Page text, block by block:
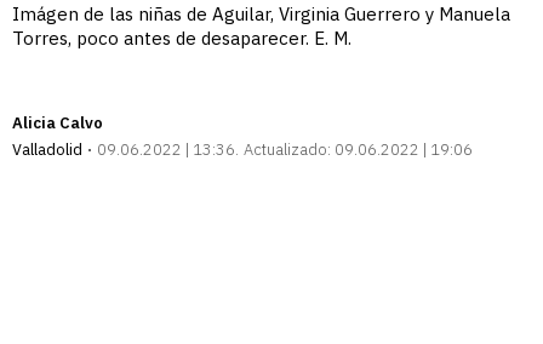
Imágen de las niñas de Aguilar, Virginia Guerrero y Manuela
Torres, poco antes de desaparecer. E. M.
Alicia Calvo
Valladolid
09.06.2022 | 13:36 Actualizado: 09.06.2022 | 19:06